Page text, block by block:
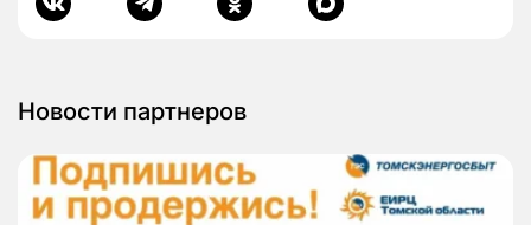
Новости партнеров